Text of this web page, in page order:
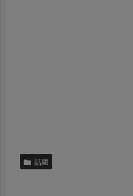
話題